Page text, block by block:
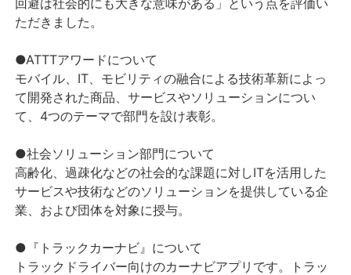
English
回避は社会的にも大きな意味がある」という点を評価い
ただきました。
●ATTTアワードについて
モバイル、IT、モビリティの融合による技術革新によっ
て開発された商品、サービスやソリューションについ
て、4つのテーマで部門を設け表彰。
●社会ソリューション部門について
高齢化、過疎化などの社会的な課題に対しITを活用した
サービスや技術などのソリューションを提供している企
業、および団体を対象に授与。
●『トラックカーナビ』について
トラックドライバー向けのカーナビアプリです。トラッ